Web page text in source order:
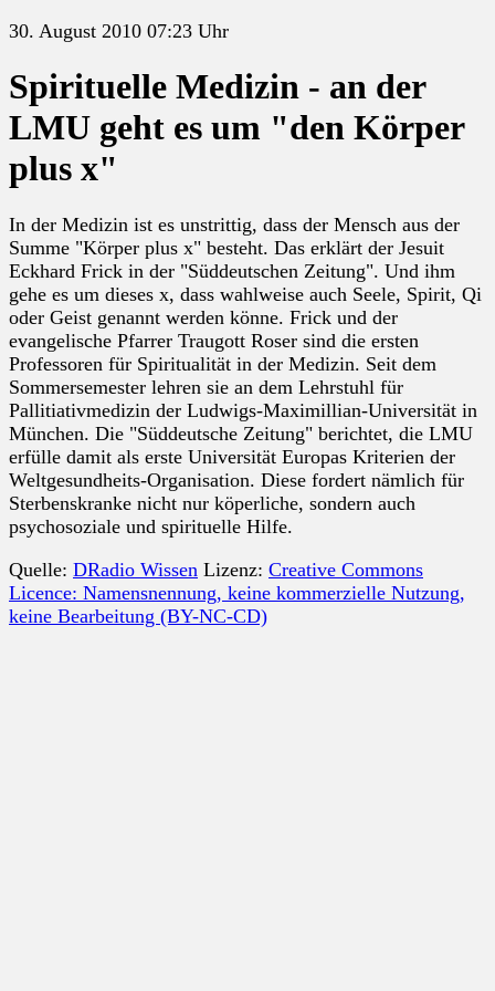
30. August 2010 07:23 Uhr
Spirituelle Medizin - an der
LMU geht es um "den Körper
plus x"
In der Medizin ist es unstrittig, dass der Mensch aus der
Summe "Körper plus x" besteht. Das erklärt der Jesuit
Eckhard Frick in der "Süddeutschen Zeitung". Und ihm
gehe es um dieses x, dass wahlweise auch Seele, Spirit, Qi
oder Geist genannt werden könne. Frick und der
evangelische Pfarrer Traugott Roser sind die ersten
Professoren für Spiritualität in der Medizin. Seit dem
Sommersemester lehren sie an dem Lehrstuhl für
Pallitiativmedizin der Ludwigs-Maximillian-Universität in
München. Die "Süddeutsche Zeitung" berichtet, die LMU
erfülle damit als erste Universität Europas Kriterien der
Weltgesundheits-Organisation. Diese fordert nämlich für
Sterbenskranke nicht nur köperliche, sondern auch
psychosoziale und spirituelle Hilfe.
Quelle: DRadio Wissen Lizenz: Creative Commons
Licence: Namensnennung, keine kommerzielle Nutzung,
keine Bearbeitung (BY-NC-CD)